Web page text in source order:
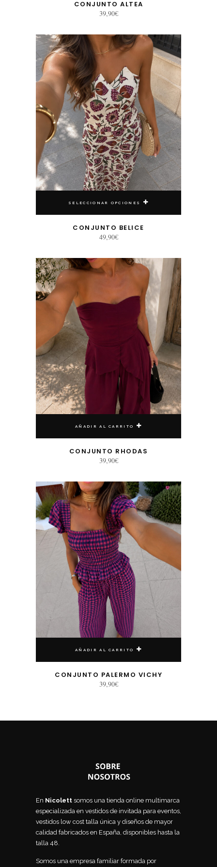
CONJUNTO ALTEA
39,90€
SELECCIONAR OPCIONES
Este producto tiene múltiples variantes. Las opciones se pueden elegir en la página de producto
CONJUNTO BELICE
49,90€
AÑADIR AL CARRITO
CONJUNTO RHODAS
39,90€
AÑADIR AL CARRITO
CONJUNTO PALERMO VICHY
39,90€
En Nicolett somos una tienda online multimarca
especializada en vestidos de invitada para eventos,
vestidos low cost talla única y diseños de mayor
calidad fabricados en España, disponibles hasta la
talla 48.
Somos una empresa familiar formada por